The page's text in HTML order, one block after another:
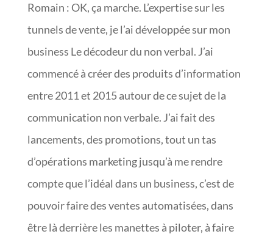
Romain : OK, ça marche. L’expertise sur les
tunnels de vente, je l’ai développée sur mon
business Le décodeur du non verbal. J’ai
commencé à créer des produits d’information
entre 2011 et 2015 autour de ce sujet de la
communication non verbale. J’ai fait des
lancements, des promotions, tout un tas
d’opérations marketing jusqu’à me rendre
compte que l’idéal dans un business, c’est de
pouvoir faire des ventes automatisées, dans
être là derrière les manettes à piloter, à faire